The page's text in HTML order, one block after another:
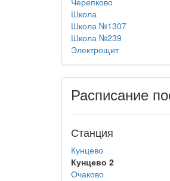
Школа
Школа №1307
Школа №239
Электрощит
Расписание
Станция
Кунцево
Кунцево 2
Очаково